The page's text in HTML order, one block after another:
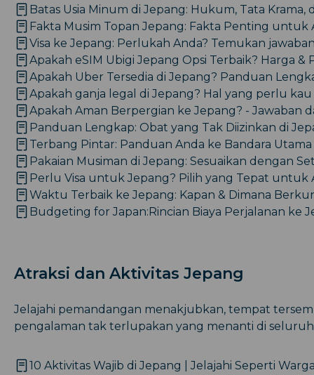
Batas Usia Minum di Jepang: Hukum, Tata Krama,
Fakta Musim Topan Jepang: Fakta Penting untuk
Visa ke Jepang: Perlukah Anda? Temukan
Apakah eSIM Ubigi Jepang Opsi Terbaik? Harga &
Apakah Uber Tersedia di Jepang? Panduan
Apakah ganja legal di Jepang? Hal yang perlu
Apakah Aman Berpergian ke Jepang? - Jawaban
Panduan Lengkap: Obat yang Tak Diizinkan di
Terbang Pintar: Panduan Anda ke Bandara
Pakaian Musiman di Jepang: Sesuaikan dengan
Perlu Visa untuk Jepang? Pilih yang Tepat untuk
Waktu Terbaik ke Jepang: Kapan & Dimana
Budgeting for Japan:Rincian Biaya Perjalanan ke
Atraksi dan Aktivitas Jepang
Jelajahi pemandangan menakjubkan, tempat
pengalaman tak terlupakan yang menanti di
10 Aktivitas Wajib di Jepang | Jelajahi Seperti